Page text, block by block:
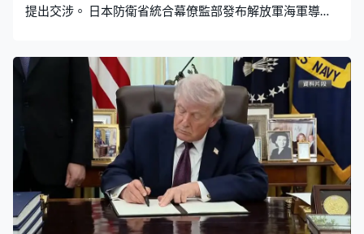
提出交涉。 日本防衛省統合幕僚監部發布解放軍海軍導彈
解放軍導彈驅逐艦鞍山艦、補給艦可可西里湖艦及俄軍的
護衛艦。 日本海上自衛隊周日凌晨確認中俄四艘艦艇在沖
之鳥島西南約330公里東北方向駛向太平洋，海上自衛隊
監視。防衛省稱，自衛隊船艦有收到解放軍軍艦在演練開
始前通報關於演習的區域及持續時間，射擊位置在日本專
屬經濟區海域內，是首次確認有外國船艦在專屬經濟區內
實彈射擊。 內閣官房長官木原稔批評「會危及周邊船隻航
行安全，已透過外交渠道向中方提出交涉，會全面加強警
戒」。正訪英的防衛大臣小泉進次郎則指，中俄軍艦近期